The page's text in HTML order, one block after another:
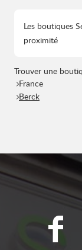
Les boutiques
proximité
Trouver une
France
Berck